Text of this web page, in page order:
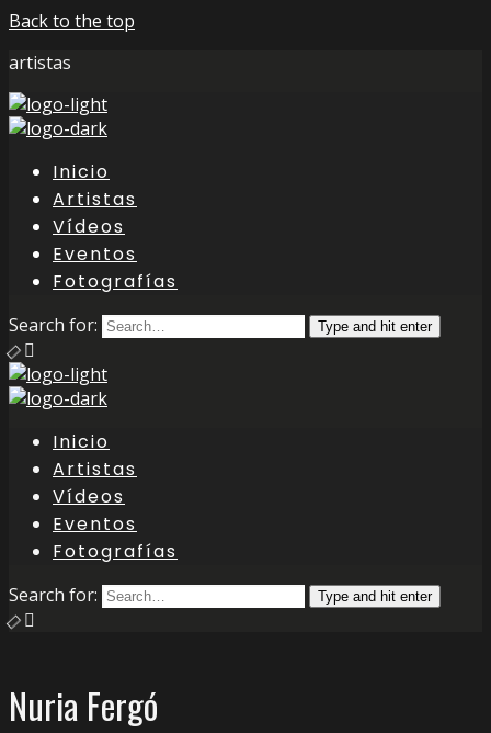
Back to the top
artistas
Inicio
Artistas
Vídeos
Eventos
Fotografías
Search for: Type and hit enter
Inicio
Artistas
Vídeos
Eventos
Fotografías
Search for: Type and hit enter
Nuria Fergó